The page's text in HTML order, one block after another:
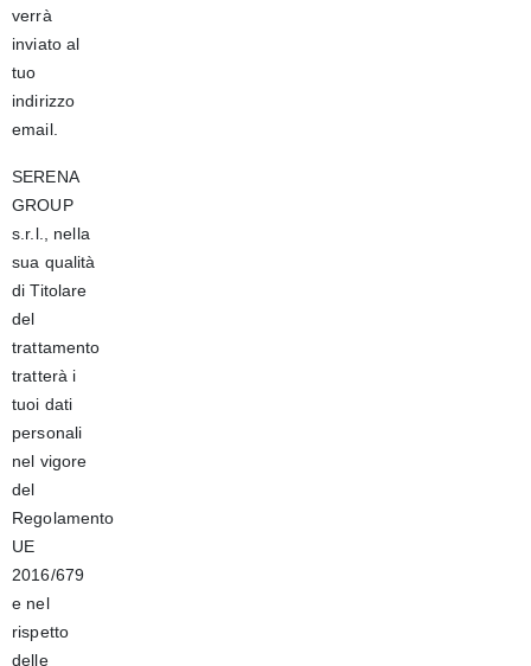
verrà
inviato al
tuo
indirizzo
email.
SERENA
GROUP
s.r.l., nella
sua qualità
di Titolare
del
trattamento
tratterà i
tuoi dati
personali
nel vigore
del
Regolamento
UE
2016/679
e nel
rispetto
delle